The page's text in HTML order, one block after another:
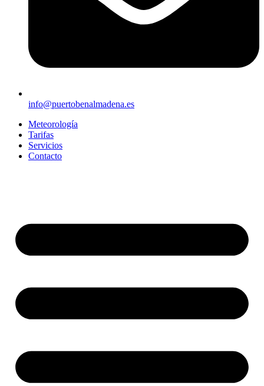
info@puertobenalmadena.es
Meteorología
Tarifas
Servicios
Contacto